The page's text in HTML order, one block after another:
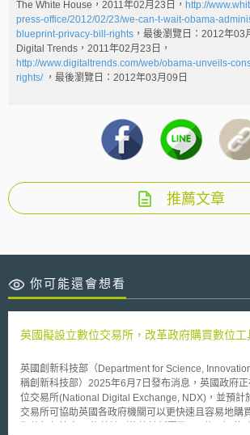
The White House，2011年02月23日， http://
press-office/2012/02/23/we-can-t-wait-obama-
blueprint-privacy-bill-rights ，最後瀏覽日：2012年03
Digital Trends，2011年02月23日，
http://www.digitaltrends.com/web/obama-unveils-
rights/，最後瀏覽日：2012年03月09日
推薦文章
你可能還會想看
英國擬設立數位交易所，改革政府購買數位工
英國創新科技部（Department for Science,
稱創新科技部）2025年6月7日發布消息，英國政府
位交易所(National Digital Exchange, NDX)，並預計
交易所可協助英國各政府機關可以更快速且容易地購